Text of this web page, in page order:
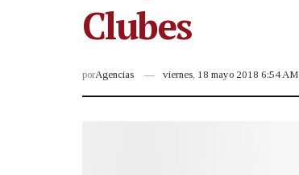
Clubes
porAgencias viernes, 18 mayo 2018 6:54 AM